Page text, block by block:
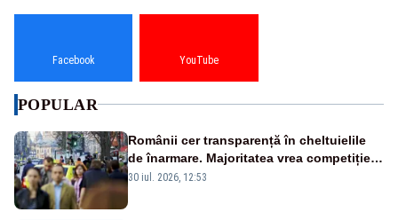
Facebook YouTube
POPULAR
Românii cer transparență în cheltuielile
de înarmare. Majoritatea vrea competiție
reală și industrie locală – SONDAJ
30 iul. 2026, 12:53